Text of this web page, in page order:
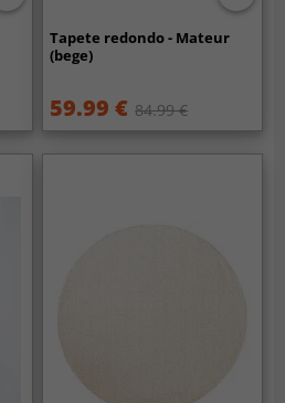
Tapete redondo - Mateur
(bege)
59.99 € 84.99 €